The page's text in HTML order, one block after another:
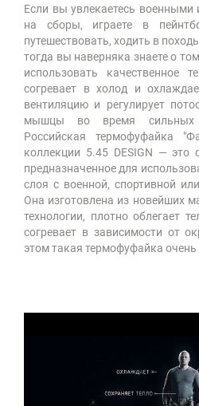
Если вы увлекаетесь военными
на сборы, играете в
путешествовать, ходить в
тогда вы наверняка знаете о
использовать качественное
согревает в холод и
вентиляцию и регулирует
мышцы во время сильных
Российская термофуфайка
коллекции 5.45 DESIGN — это
предназначенное для
слоя с военной, спортивной
Она изготовлена из новейших
технологии, плотно облегает
согревает в зависимости от
этом такая термофуфайка очень